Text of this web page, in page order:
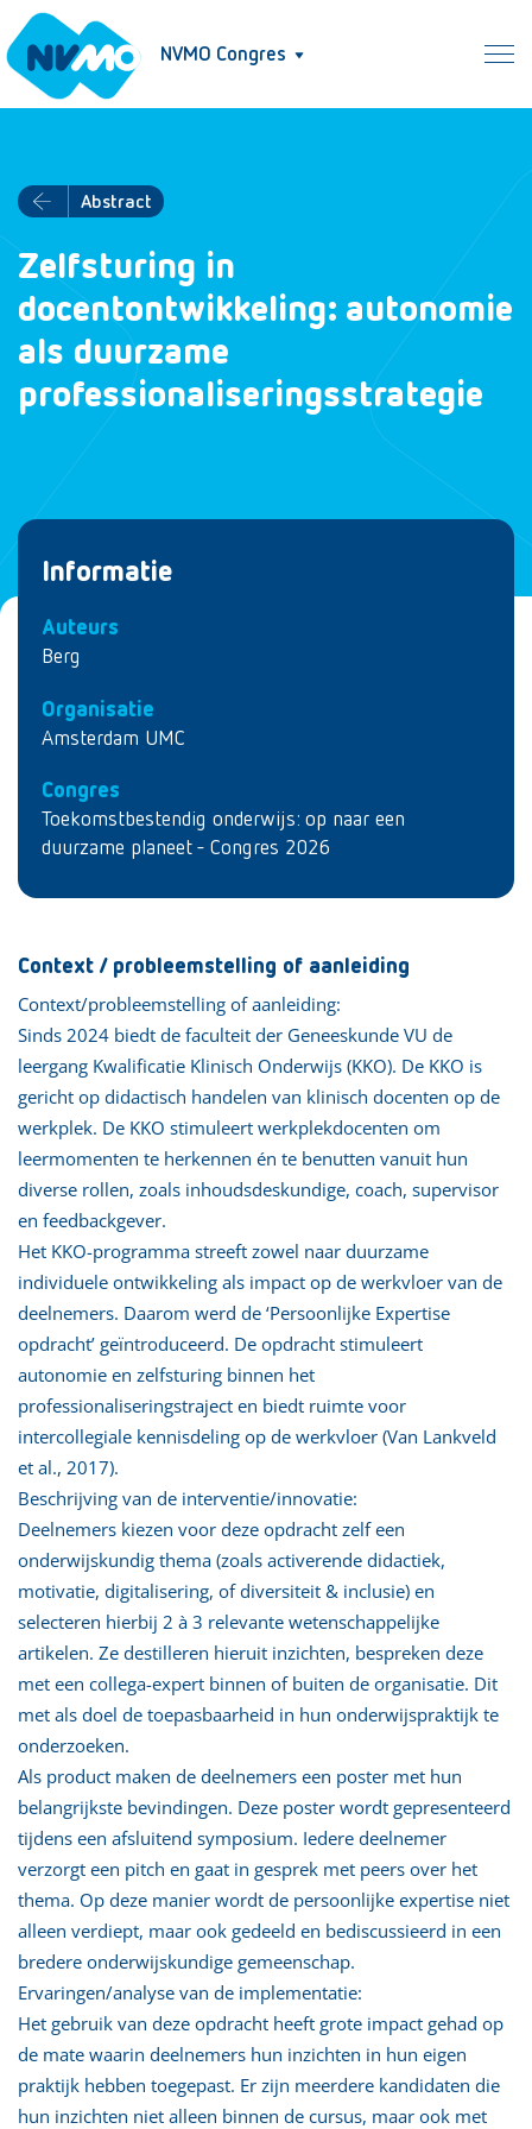
NVMO Congres
Abstract
Zelfsturing in
docentontwikkeling: autonomie
als duurzame
professionaliseringsstrategie
Informatie
Auteurs
Berg
Organisatie
Amsterdam UMC
Congres
Toekomstbestendig onderwijs: op naar een
duurzame planeet - Congres 2026
Context / probleemstelling of aanleiding
Context/probleemstelling of aanleiding:
Sinds 2024 biedt de faculteit der Geneeskunde VU de
leergang Kwalificatie Klinisch Onderwijs (KKO). De KKO is
gericht op didactisch handelen van klinisch docenten op de
werkplek. De KKO stimuleert werkplekdocenten om
leermomenten te herkennen én te benutten vanuit hun
diverse rollen, zoals inhoudsdeskundige, coach, supervisor
en feedbackgever.
Het KKO-programma streeft zowel naar duurzame
individuele ontwikkeling als impact op de werkvloer van de
deelnemers. Daarom werd de ‘Persoonlijke Expertise
opdracht’ geïntroduceerd. De opdracht stimuleert
autonomie en zelfsturing binnen het
professionaliseringstraject en biedt ruimte voor
intercollegiale kennisdeling op de werkvloer (Van Lankveld
et al., 2017).
Beschrijving van de interventie/innovatie:
Deelnemers kiezen voor deze opdracht zelf een
onderwijskundig thema (zoals activerende didactiek,
motivatie, digitalisering, of diversiteit & inclusie) en
selecteren hierbij 2 à 3 relevante wetenschappelijke
artikelen. Ze destilleren hieruit inzichten, bespreken deze
met een collega-expert binnen of buiten de organisatie. Dit
met als doel de toepasbaarheid in hun onderwijspraktijk te
onderzoeken.
Als product maken de deelnemers een poster met hun
belangrijkste bevindingen. Deze poster wordt gepresenteerd
tijdens een afsluitend symposium. Iedere deelnemer
verzorgt een pitch en gaat in gesprek met peers over het
thema. Op deze manier wordt de persoonlijke expertise niet
alleen verdiept, maar ook gedeeld en bediscussieerd in een
bredere onderwijskundige gemeenschap.
Ervaringen/analyse van de implementatie:
Het gebruik van deze opdracht heeft grote impact gehad op
de mate waarin deelnemers hun inzichten in hun eigen
praktijk hebben toegepast. Er zijn meerdere kandidaten die
hun inzichten niet alleen binnen de cursus, maar ook met